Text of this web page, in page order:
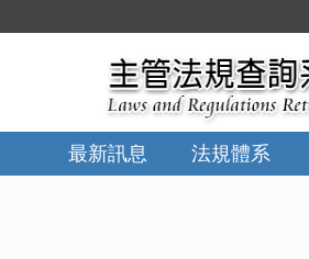
最新訊息 法規體系